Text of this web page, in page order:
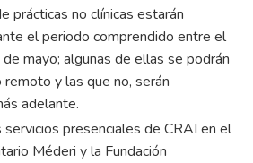
prácticas no clínicas estarán
el periodo comprendido entre el
mayo; algunas de ellas se podrán
remoto y las que no, serán
adelante.
presenciales de CRAI en el
Méderi y la Fundación